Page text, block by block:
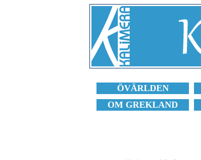
ÖVÄRLDEN
OM GREKLAND